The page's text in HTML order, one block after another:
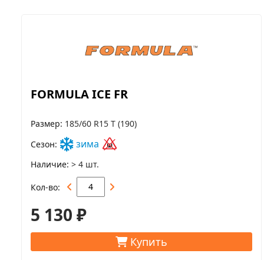
FORMULA ICE FR
Размер 185/60 R15 T (190)
Сезон
зима
Наличие > 4 шт.
Кол-во
5 130 ₽
Купить